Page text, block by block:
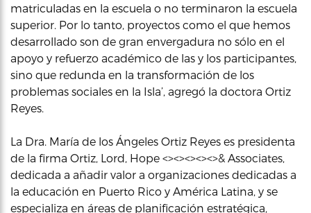
matriculadas en la escuela o no terminaron la escuela
superior. Por lo tanto, proyectos como el que hemos
desarrollado son de gran envergadura no sólo en el
apoyo y refuerzo académico de las y los participantes,
sino que redunda en la transformación de los
problemas sociales en la Isla’, agregó la doctora Ortiz
Reyes.
La Dra. María de los Ángeles Ortiz Reyes es presidenta
de la firma Ortiz, Lord, Hope <><><><><>& Associates,
dedicada a añadir valor a organizaciones dedicadas a
la educación en Puerto Rico y América Latina, y se
especializa en áreas de planificación estratégica,